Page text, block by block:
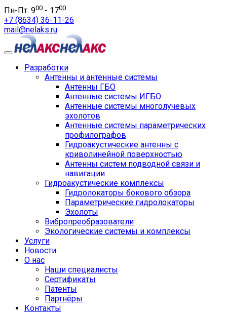
Пн-Пт: 900 - 1700
+7 (8634) 36-11-26
mail@nelaks.ru
Разработки
Антенны и антенные системы
Антенны ГБО
Антенные системы ИГБО
Антенные системы многолучевых
эхолотов
Антенные системы параметрических
профилографов
Гидроакустические антенны с
криволинейной поверхностью
Антенны систем подводной связи и
навигации
Гидроакустические комплексы
Гидролокаторы бокового обзора
Параметрические гидролокаторы
Эхолоты
Вибропреобразователи
Экологические системы и комплексы
Услуги
Новости
О нас
Наши специалисты
Сертификаты
Патенты
Партнёры
Контакты